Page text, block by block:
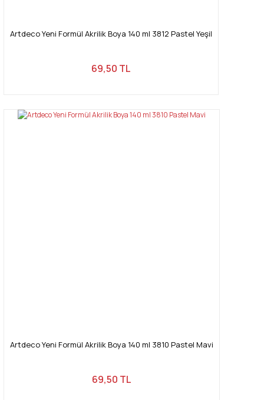
Artdeco Yeni Formül Akrilik Boya 140 ml 3812 Pastel Yeşil
69,50 TL
Artdeco Yeni Formül Akrilik Boya 140 ml 3810 Pastel Mavi
69,50 TL